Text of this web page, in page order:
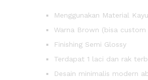
Menggunakan Material
Warna Brown (bisa custom
Finishing Semi Glossy
Terdapat 1 laci dan rak
Desain minimalis modern